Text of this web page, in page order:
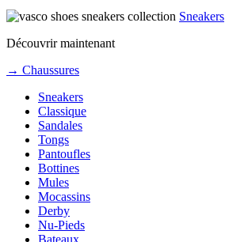
Sneakers
Découvrir maintenant
→ Chaussures
Sneakers
Classique
Sandales
Tongs
Pantoufles
Bottines
Mules
Mocassins
Derby
Nu-Pieds
Bateaux